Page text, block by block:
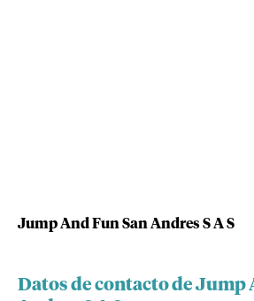
Jump And Fun San Andres S A S
Datos de contacto de Jump